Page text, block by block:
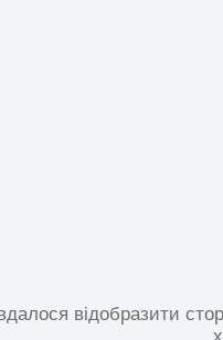
відобразити